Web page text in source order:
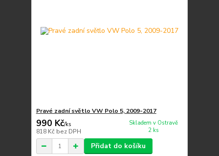
Pravé zadní světlo VW Polo 5, 2009-2017
990 Kč/ks
818 Kč bez DPH
Skladem v Ostravě
2 ks
Přidat do košíku